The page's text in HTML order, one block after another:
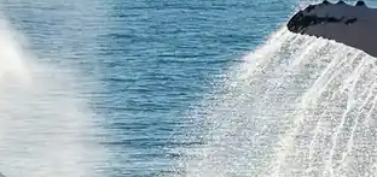
حوّل المطالبات
حوّل المطالبات النصية إلى صور واقعية